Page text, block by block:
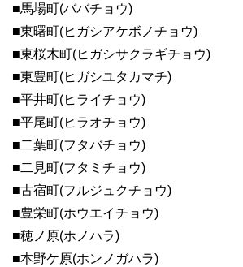
■馬場町(ババチョウ)
■東曙町(ヒガシアケボノチョウ)
■東桜木町(ヒガシサクラギチョウ)
■東豊町(ヒガシユタカマチ)
■平井町(ヒライチョウ)
■平尾町(ヒラオチョウ)
■二葉町(フタバチョウ)
■二見町(フタミチョウ)
■古宿町(フルジュクチョウ)
■豊栄町(ホウエイチョウ)
■穂ノ原(ホノハラ)
■本野ケ原(ホンノガハラ)